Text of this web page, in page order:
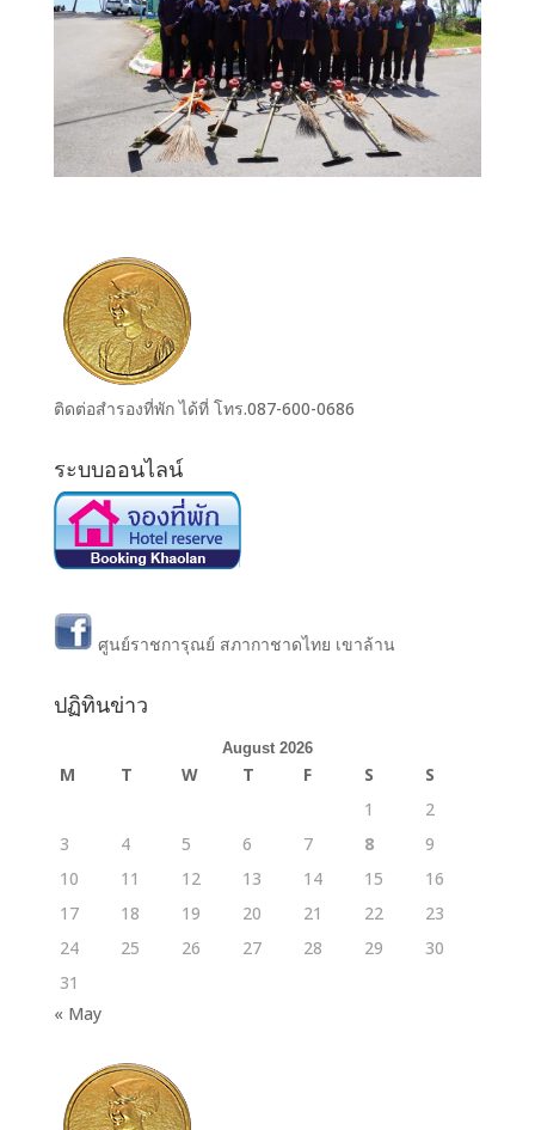
ติดต่อสำรองที่พัก ได้ที่ โทร.087-600-0686
ระบบออนไลน์
ศูนย์ราชการุณย์ สภากาชาดไทย เขาล้าน
ปฏิทินข่าว
August 2026
M T W T F S
S
1
2
3
4 5 6 7 8
9
10
11 12 13 14 15
16
17
18 19 20 21 22
23
24
25 26 27 28 29
30
31
« May